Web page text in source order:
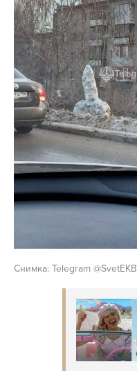
Снимка: Telegram @SvetEKB